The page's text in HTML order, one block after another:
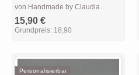
von Handmade by Claudia
15,90 €
Grundpreis: 18,90
Personalisierbar